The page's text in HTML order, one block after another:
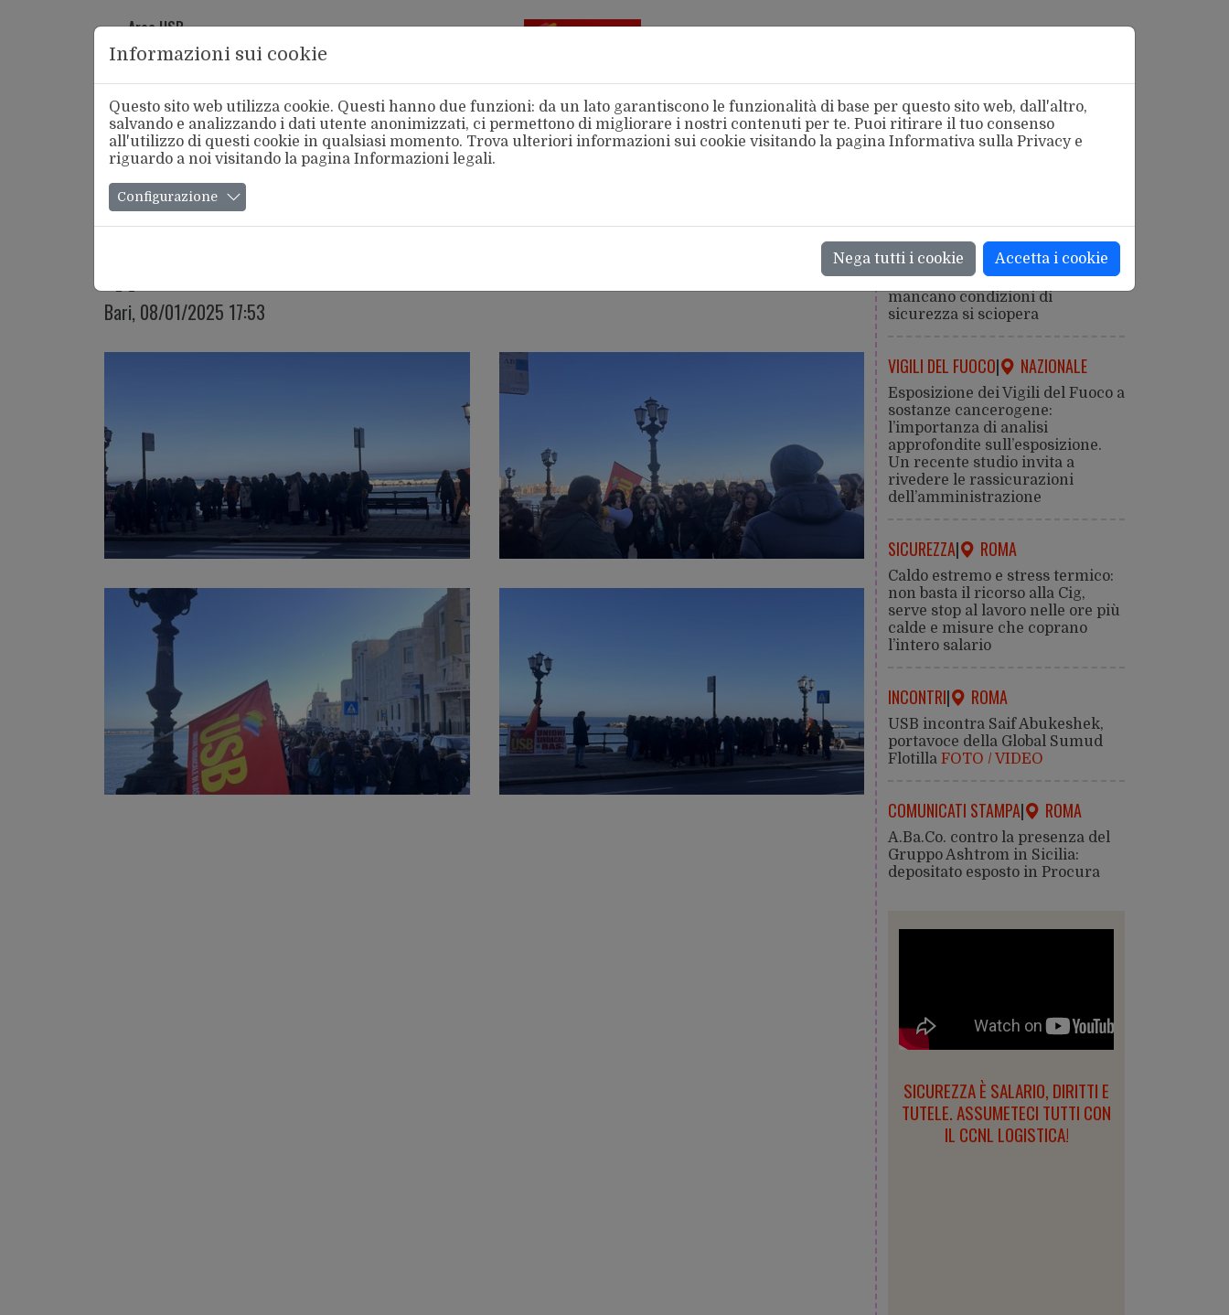
Area USB
alla FSM
Chi Siamo Categorie
PUGLIA
Bari, 08/01/2025 17:53
SICUREZZA| ROMA
Caldo estremo: la salute viene
prima della produzione. Dove
mancano condizioni di
sicurezza si sciopera
VIGILI DEL FUOCO| NAZIONALE
Esposizione dei Vigili del Fuoco a
sostanze cancerogene:
l’importanza di analisi
approfondite sull’esposizione.
Un recente studio invita a
rivedere le rassicurazioni
dell’amministrazione
SICUREZZA| ROMA
Caldo estremo e stress termico:
non basta il ricorso alla Cig,
serve stop al lavoro nelle ore più
calde e misure che coprano
l’intero salario
INCONTRI| ROMA
USB incontra Saif Abukeshek,
portavoce della Global Sumud
Flotilla FOTO / VIDEO
COMUNICATI STAMPA| ROMA
A.Ba.Co. contro la presenza del
Gruppo Ashtrom in Sicilia:
depositato esposto in Procura
SICUREZZA È SALARIO, DIRITTI E
TUTELE. ASSUMETECI TUTTI CON
IL CCNL LOGISTICA!
Informazioni sui cookie
Questo sito web utilizza cookie. Questi hanno due funzioni: da un lato garantiscono le funzionalità di base per questo sito web, dall'altro,
salvando e analizzando i dati utente anonimizzati, ci permettono di migliorare i nostri contenuti per te. Puoi ritirare il tuo consenso
all'utilizzo di questi cookie in qualsiasi momento. Trova ulteriori informazioni sui cookie visitando la pagina Informativa sulla Privacye
riguardo a noi visitando la pagina Informazioni legali.
Configurazione
Nega tutti i cookie Accetta i cookie